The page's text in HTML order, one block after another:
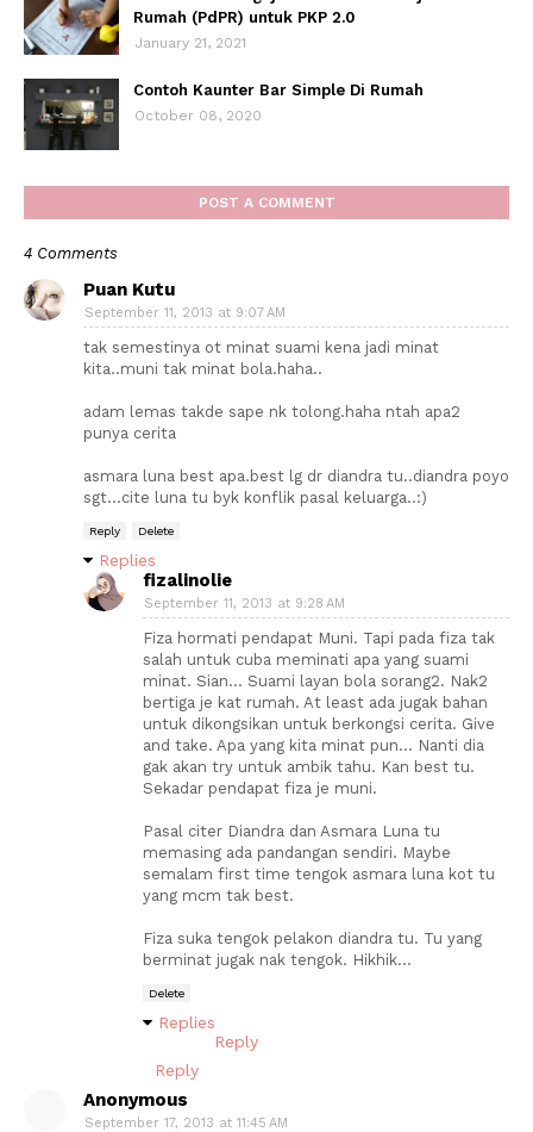
Rumah (PdPR) untuk PKP 2.0
January 21, 2021
Contoh Kaunter Bar Simple Di Rumah
October 08, 2020
POST A COMMENT
4 Comments
Puan Kutu
September 11, 2013 at 9:07 AM
tak semestinya ot minat suami kena jadi minat
kita..muni tak minat bola.haha..
adam lemas takde sape nk tolong.haha ntah apa2
punya cerita
asmara luna best apa.best lg dr diandra tu..diandra poyo
sgt...cite luna tu byk konflik pasal keluarga..:)
Reply Delete
Replies
fizalinolie
September 11, 2013 at 9:28 AM
Fiza hormati pendapat Muni. Tapi pada fiza tak
salah untuk cuba meminati apa yang suami
minat. Sian... Suami layan bola sorang2. Nak2
bertiga je kat rumah. At least ada jugak bahan
untuk dikongsikan untuk berkongsi cerita. Give
and take. Apa yang kita minat pun... Nanti dia
gak akan try untuk ambik tahu. Kan best tu.
Sekadar pendapat fiza je muni.
Pasal citer Diandra dan Asmara Luna tu
memasing ada pandangan sendiri. Maybe
semalam first time tengok asmara luna kot tu
yang mcm tak best.
Fiza suka tengok pelakon diandra tu. Tu yang
berminat jugak nak tengok. Hikhik...
Delete
Replies
Reply
Reply
Anonymous
September 17, 2013 at 11:45 AM